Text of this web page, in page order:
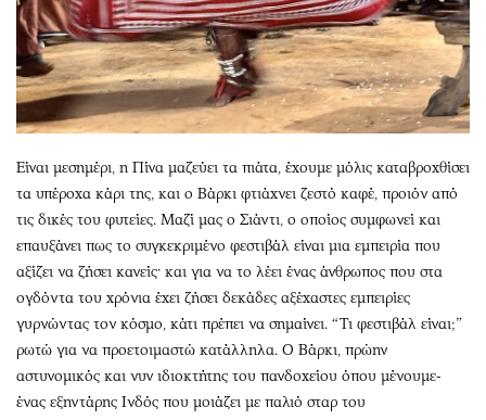
Είναι μεσημέρι, η Πίνα μαζεύει τα πιάτα, έχουμε μόλις καταβροχθίσει
τα υπέροχα κάρι της, και ο Βάρκι φτιάχνει ζεστό καφέ, προιόν από
τις δικές του φυτείες. Μαζί μας ο Σιάντι, ο οποίος συμφωνεί και
επαυξάνει πως το συγκεκριμένο φεστιβάλ είναι μια εμπειρία που
αξίζει να ζήσει κανείς· και για να το λέει ένας άνθρωπος που στα
ογδόντα του χρόνια έχει ζήσει δεκάδες αξέχαστες εμπειρίες
γυρνώντας τον κόσμο, κάτι πρέπει να σημαίνει. “Τι φεστιβάλ είναι;”
ρωτώ για να προετοιμαστώ κατάλληλα. Ο Βάρκι, πρώην
αστυνομικός και νυν ιδιοκτήτης του πανδοχείου όπου μένουμε-
ένας εξηντάρης Ινδός που μοιάζει με παλιό σταρ του